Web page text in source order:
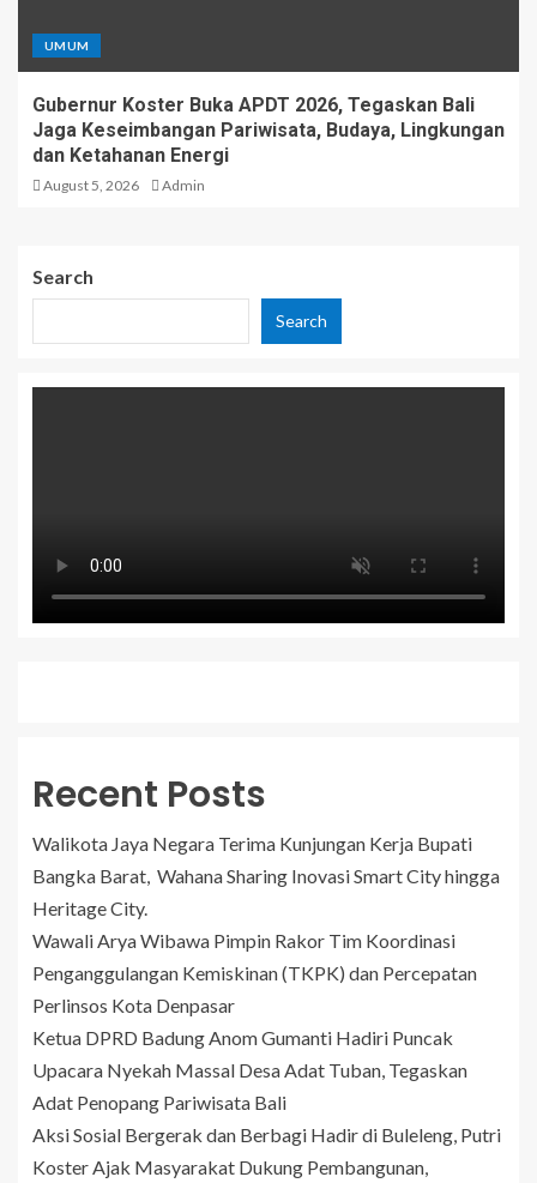
UMUM
Gubernur Koster Buka APDT 2026, Tegaskan Bali
Jaga Keseimbangan Pariwisata, Budaya, Lingkungan
dan Ketahanan Energi
August 5, 2026 Admin
Search
Search
Recent Posts
Walikota Jaya Negara Terima Kunjungan Kerja Bupati
Bangka Barat, Wahana Sharing Inovasi Smart City hingga
Heritage City.
Wawali Arya Wibawa Pimpin Rakor Tim Koordinasi
Penganggulangan Kemiskinan (TKPK) dan Percepatan
Perlinsos Kota Denpasar
Ketua DPRD Badung Anom Gumanti Hadiri Puncak
Upacara Nyekah Massal Desa Adat Tuban, Tegaskan
Adat Penopang Pariwisata Bali
Aksi Sosial Bergerak dan Berbagi Hadir di Buleleng, Putri
Koster Ajak Masyarakat Dukung Pembangunan,